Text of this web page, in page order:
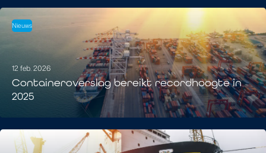
Nieuws
12 feb. 2026
Containeroverslag bereikt recordhoogte in
2025